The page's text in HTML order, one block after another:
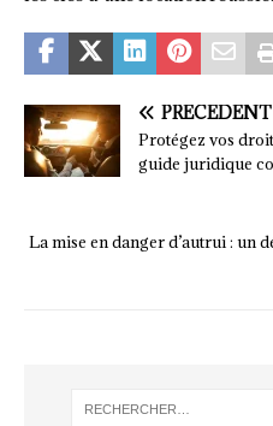
PRÉCÉDENT
Protégez vos
guide juridique
La mise en danger d’autrui : un